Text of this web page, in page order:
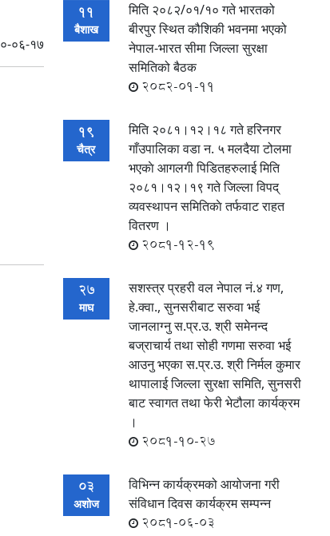
०६-१७
11
बैशाख
मिति २०८२/०१/१० गते भारतको
बीरपुर स्थित कौशिकी भवनमा भएको
नेपाल-भारत सीमा जिल्ला सुरक्षा
समितिको बैठक
2082-01-11
19
चैत्र
मिति २०८१।१२।१८ गते हरिनगर
गाँउपालिका वडा न‍. ५ मलदैया टोलमा
भएकाे आगलगी पिडितहरुलाई मिति
२०८१।१२।१९ गते जिल्ला विपद्
व्यवस्थापन समितिकाे तर्फवाट राहत
वितरण ।
2081-12-19
27
माघ
सशस्त्र प्रहरी वल नेपाल नं.४ गण,
हे.क्वा., सुनसरीबाट सरुवा भई
जानलाग्‍नु स.प्र.उ. श्री समेनन्द
बज्राचार्य तथा सोही गणमा सरुवा भई
आउनु भएका स.प्र.उ. श्री निर्मल कुमार
थापालाई जिल्ला सुरक्षा समिति, सुनसरी
बाट स्वागत तथा फेरी भेटौला कार्यक्रम
।
2081-10-27
03
अशोज
विभिन्न कार्यक्रमको आयोजना गरी
संविधान दिवस कार्यक्रम सम्पन्न
2081-06-03